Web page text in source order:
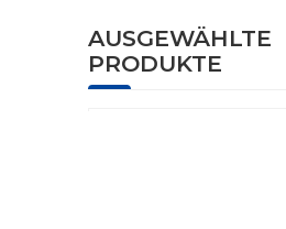
AUSGEWÄHLTE
PRODUKTE